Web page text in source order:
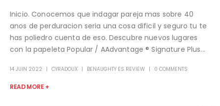
Inicio. Conocemos que indagar pareja mas sobre 40
anos de perduracion seri­a una cosa dificil y seguro tu te
has poliedro cuenta de eso. Descubre nuevos lugares
con la papeleta Popular / AAdvantage ® Signature Plus...
14 JUIN 2022 CYRADOUX BENAUGHTY ES REVIEW 0 COMMENTS
READ MORE +